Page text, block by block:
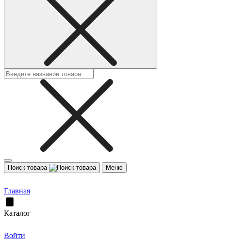
Поиск товара Меню
Главная
Каталог
Войти